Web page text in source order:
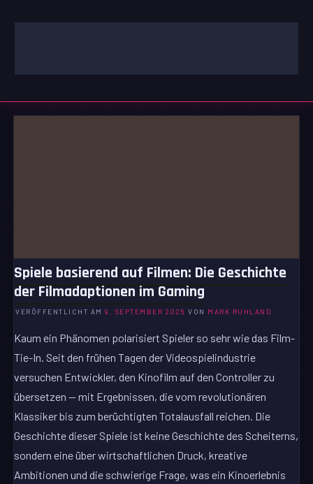
Inhalt
Spiele basierend auf Filmen: Die Geschichte
der Filmadaptionen im Gaming
VERÖFFENTLICHT AM9. SEPTEMBER 2025 VON MARK RUHLAND
Kaum ein Phänomen polarisiert Spieler so sehr wie das Film-
Tie-In. Seit den frühen Tagen der Videospielindustrie
versuchen Entwickler, den Kinofilm auf den Controller zu
übersetzen — mit Ergebnissen, die vom revolutionären
Klassiker bis zum berüchtigten Totalausfall reichen. Die
Geschichte dieser Spiele ist keine Geschichte des Scheiterns,
sondern eine über wirtschaftlichen Druck, kreative
Ambitionen und die schwierige Frage, was ein Kinoerlebnis